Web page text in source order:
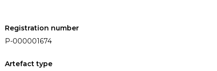
Registration number
P-000001674
Artefact type